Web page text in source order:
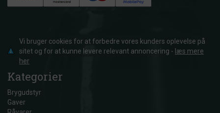
Vi bruger cookies for at forbedre vores kunders oplevelse på
sitet og for at kunne levere relevant annoncering - læs mere
her
Kategorier
Brygudstyr
Gaver